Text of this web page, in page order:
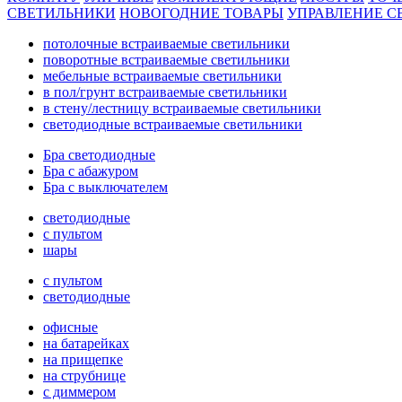
СВЕТИЛЬНИКИ НОВОГОДНИЕ ТОВАРЫ УПРАВЛЕНИЕ
потолочные встраиваемые светильники
поворотные встраиваемые светильники
мебельные встраиваемые светильники
в пол/грунт встраиваемые светильники
в стену/лестницу встраиваемые светильники
светодиодные встраиваемые светильники
Бра светодиодные
Бра с абажуром
Бра с выключателем
светодиодные
с пультом
шары
с пультом
светодиодные
офисные
на батарейках
на прищепке
на струбнице
с диммером